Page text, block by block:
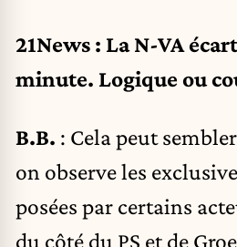
21News : La N-VA
minute. Logique ou
B.B. : Cela peut
on observe les
posées par certains
du côté du PS et de